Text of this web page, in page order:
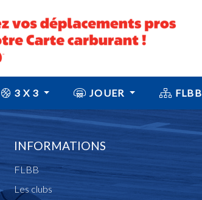
3 X 3 JOUER FLBB
INFORMATIONS
FLBB
Les clubs